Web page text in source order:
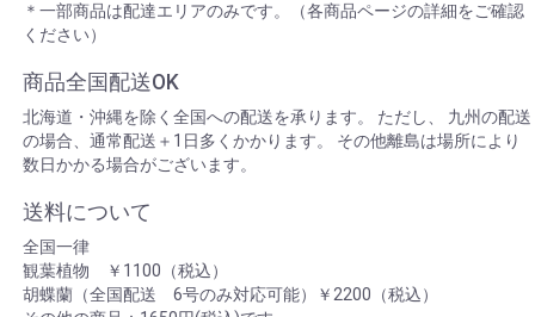
＊一部商品は配達エリアのみです。（各商品ページの詳細をご確認
ください）
商品全国配送OK
北海道・沖縄を除く全国への配送を承ります。 ただし、 九州の配送
の場合、通常配送＋1日多くかかります。 その他離島は場所により
数日かかる場合がございます。
送料について
全国一律
観葉植物 ￥1100（税込）
胡蝶蘭（全国配送 6号のみ対応可能）￥2200（税込）